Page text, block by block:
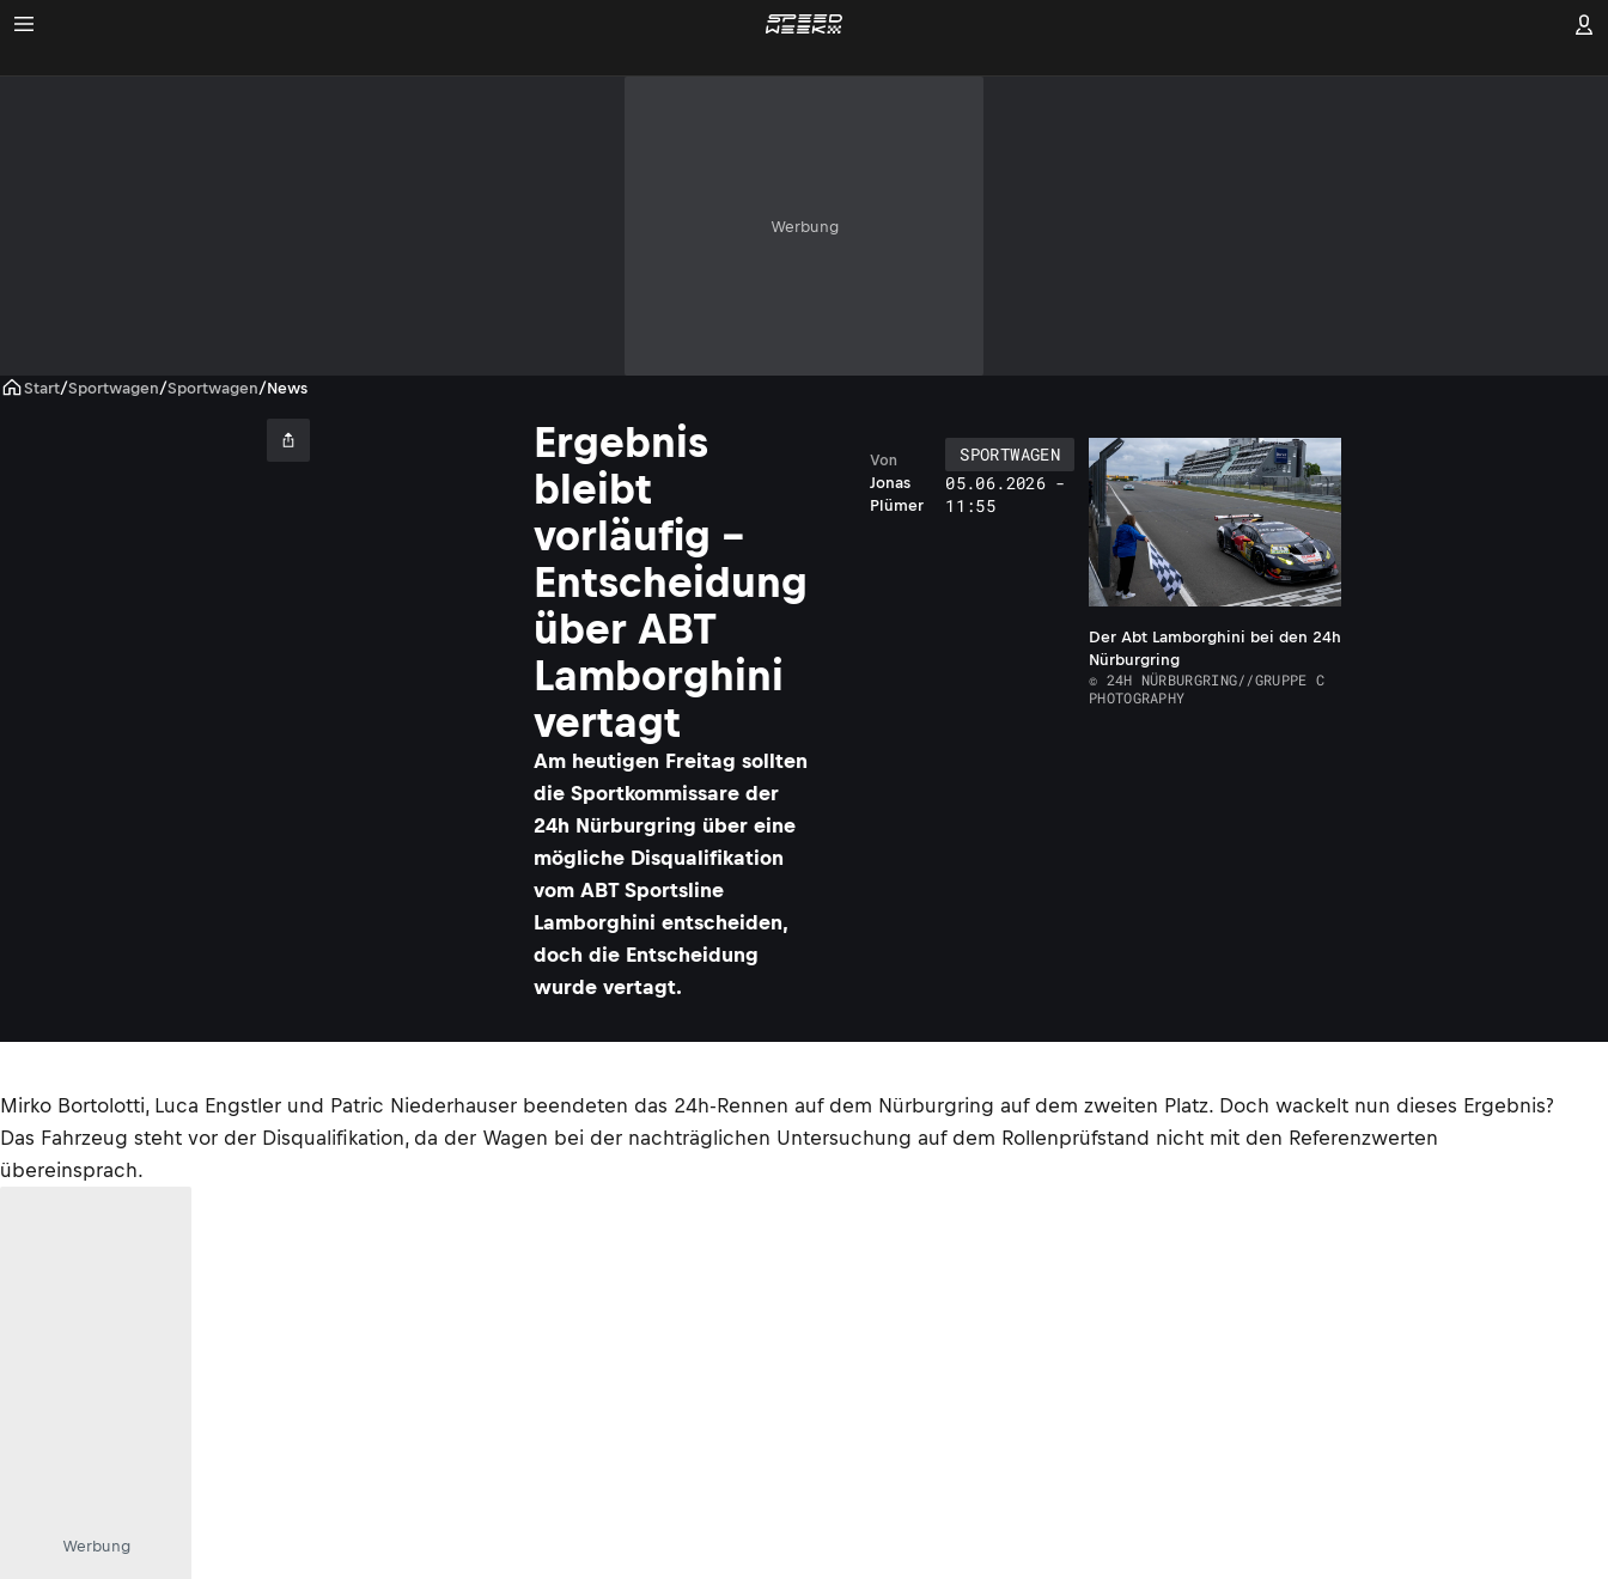
Werbung
Start/Sportwagen/Sportwagen/News
Ergebnis
bleibt
vorläufig -
Entscheidung
über ABT
Lamborghini
vertagt
Am heutigen Freitag sollten
die Sportkommissare der
24h Nürburgring über eine
mögliche Disqualifikation
vom ABT Sportsline
Lamborghini entscheiden,
doch die Entscheidung
wurde vertagt.
Jonas
Plümer
Von
SPORTWAGEN
05.06.2026 -
11:55
Der Abt Lamborghini bei den 24h
Nürburgring
© 24H NÜRBURGRING//GRUPPE C
PHOTOGRAPHY
Mirko Bortolotti, Luca Engstler und Patric Niederhauser beendeten das 24h-Rennen auf dem Nürburgring auf dem zweiten Platz. Doch wackelt nun dieses Ergebnis?
Das Fahrzeug steht vor der Disqualifikation, da der Wagen bei der nachträglichen Untersuchung auf dem Rollenprüfstand nicht mit den Referenzwerten
übereinsprach.
Werbung